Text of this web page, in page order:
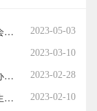
2023年专插本考试成绩查到后，大部分人会问这些问题！提前看！ 2023-05-03
2023-03-10
2023年广东普通专升本招生专业最多的公办院校有哪些？ 2023-02-28
广东省2023年普通高校专升本报名系统考生端报名常见问题解答 2023-02-10